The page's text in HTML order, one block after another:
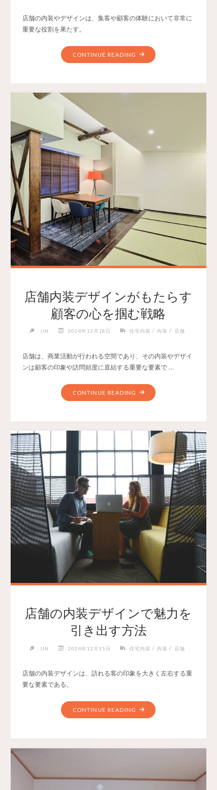
店舗の内装やデザインは、集客や顧客の体験において非常に
重要な役割を果たす。
CONTINUE READING
店舗内装デザインがもたらす
顧客の心を掴む戦略
JIN 2024年12月18日 住宅内装 / 内装 / 店舗
店舗は、商業活動が行われる空間であり、その内装やデザイ
ンは顧客の印象や訪問頻度に直結する重要な要素で …
CONTINUE READING
店舗の内装デザインで魅力を
引き出す方法
JIN 2024年12月15日 住宅内装 / 内装 / 店舗
店舗の内装デザインは、訪れる客の印象を大きく左右する重
要な要素である。
CONTINUE READING